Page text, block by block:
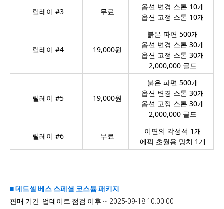
릴레이 #3 무료
옵션 변경 스톤 10개
옵션 고정 스톤 10개
릴레이 #4 19,000원
붉은 파편 500개
옵션 변경 스톤 30개
옵션 고정 스톤 30개
2,000,000 골드
릴레이 #5 19,000원
붉은 파편 500개
옵션 변경 스톤 30개
옵션 고정 스톤 30개
2,000,000 골드
릴레이 #6 무료
이면의 각성석 1개
에픽 초월용 망치 1개
■ 데드셀 베스 스페셜 코스튬 패키지
판매 기간: 업데이트 점검 이후 ~ 2025-09-18 10:00:00